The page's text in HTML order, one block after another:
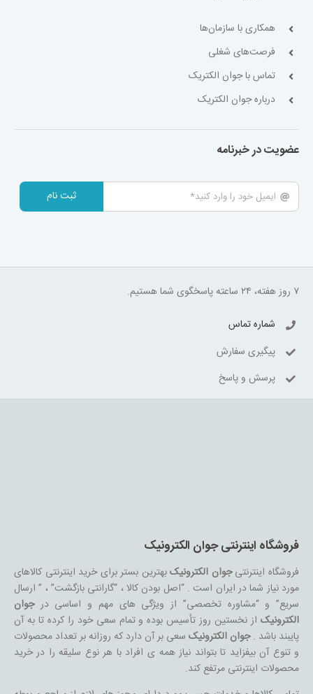
همکاری با سازمان‌ها
فرصت‌های شغلی
تماس با جوان الکتریک
درباره جوان الکتریک
عضویت در خبرنامه
ثبت نام
۷ روز هفته، ۲۴ ساعته پاسخگوی شما هستیم.
شماره تماس
پیگیری سفارش
پرسش و پاسخ
فروشگاه اینترنتی جوان الکترونیک
فروشگاه اینترنتیجوان الکترونیکبهترین بستر برای خرید اینترنتی کالاهای
مورد نیاز شما در ایران است . “اصل بودن کالا ، “گارانتی بازگشت” ، ” ارسال
سریع” و “مشاوره تخصصی” از ویژگی های مهم و اساسی درجوان
الکترونیکاز نخستین روز تأسیس بوده و تمام سعی خود را کرده تا به آن
پایبند باشد .جوان الکترونیکسعی بر آن دارد که روزانه بر تعداد محصولات
و تنوع آن بیفزاید تا بتواند نیاز همه ی افراد با هر نوع سلیقه را در خرید
محصولات اینترنتی مرتفع کند.